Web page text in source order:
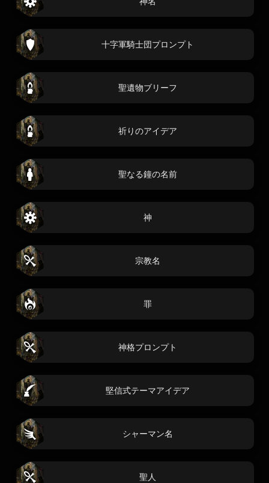
十字軍騎士団プロンプト
聖遺物ブリーフ
祈りのアイデア
聖なる鐘の名前
神
宗教名
罪
神格プロンプト
堅信式テーマアイデア
シャーマン名
聖人